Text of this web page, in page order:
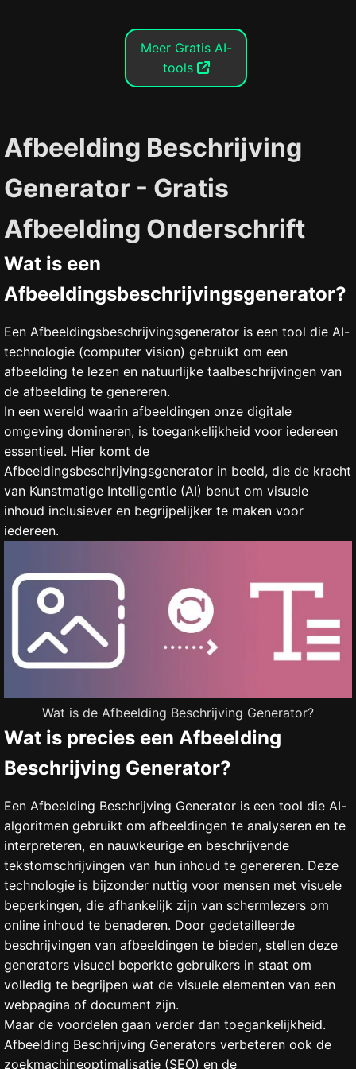
Meer Gratis AI-
tools
Afbeelding Beschrijving
Generator - Gratis
Afbeelding Onderschrift
Wat is een
Afbeeldingsbeschrijvingsgenerator?
Een Afbeeldingsbeschrijvingsgenerator is een tool die AI-
technologie (computer vision) gebruikt om een
afbeelding te lezen en natuurlijke taalbeschrijvingen van
de afbeelding te genereren.
In een wereld waarin afbeeldingen onze digitale
omgeving domineren, is toegankelijkheid voor iedereen
essentieel. Hier komt de
Afbeeldingsbeschrijvingsgenerator in beeld, die de kracht
van Kunstmatige Intelligentie (AI) benut om visuele
inhoud inclusiever en begrijpelijker te maken voor
iedereen.
Wat is de Afbeelding Beschrijving Generator?
Wat is precies een Afbeelding
Beschrijving Generator?
Een Afbeelding Beschrijving Generator is een tool die AI-
algoritmen gebruikt om afbeeldingen te analyseren en te
interpreteren, en nauwkeurige en beschrijvende
tekstomschrijvingen van hun inhoud te genereren. Deze
technologie is bijzonder nuttig voor mensen met visuele
beperkingen, die afhankelijk zijn van schermlezers om
online inhoud te benaderen. Door gedetailleerde
beschrijvingen van afbeeldingen te bieden, stellen deze
generators visueel beperkte gebruikers in staat om
volledig te begrijpen wat de visuele elementen van een
webpagina of document zijn.
Maar de voordelen gaan verder dan toegankelijkheid.
Afbeelding Beschrijving Generators verbeteren ook de
zoekmachineoptimalisatie (SEO) en de